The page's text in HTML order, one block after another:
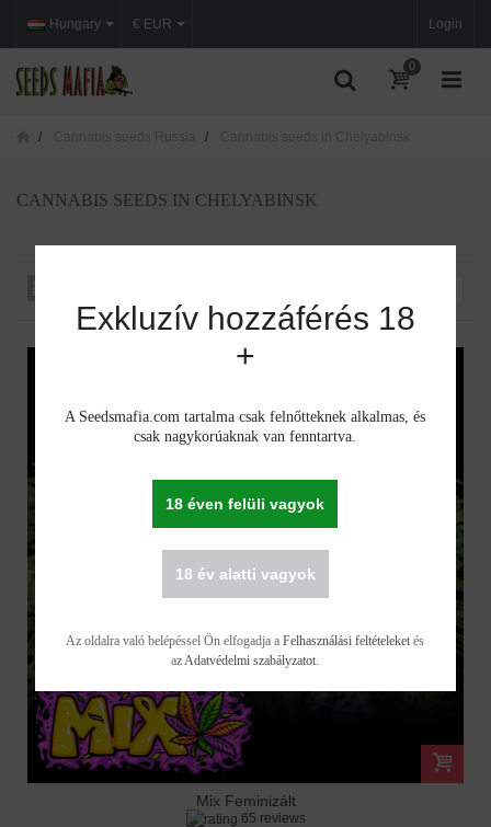
Hungary Login
€ EUR
0
CANNABIS SEEDS IN CHELYABINSK
Mix Feminizált
65 reviews
Exkluzív hozzáférés 18
+
A Seedsmafia.com tartalma csak felnőtteknek alkalmas, és
csak nagykorúaknak van fenntartva.
18 éven felüli vagyok
18 év alatti vagyok
Az oldalra való belépéssel Ön elfogadja aFelhasználási feltételeket és
azAdatvédelmi szabályzatot.